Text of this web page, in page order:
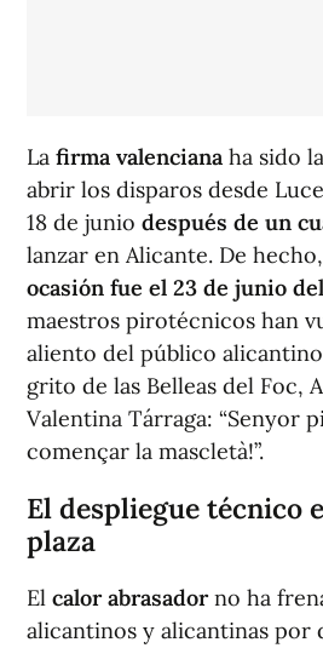
La firma valenciana ha sido
abrir los disparos desde
18 de junio después de un
lanzar en Alicante. De
ocasión fue el 23 de junio
maestros pirotécnicos han
aliento del público
grito de las Belleas del Foc,
Valentina Tárraga: “Senyor
començar la mascletà!”.
El despliegue técnico
plaza
El calor abrasadorno ha
alicantinos y alicantinas por